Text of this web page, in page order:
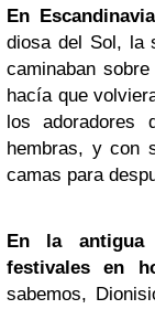
En
diosa del Sol, la
caminaban
hacía que
los adoradores
hembras, y con
camas para
En la antigua
festivales en
sabemos,